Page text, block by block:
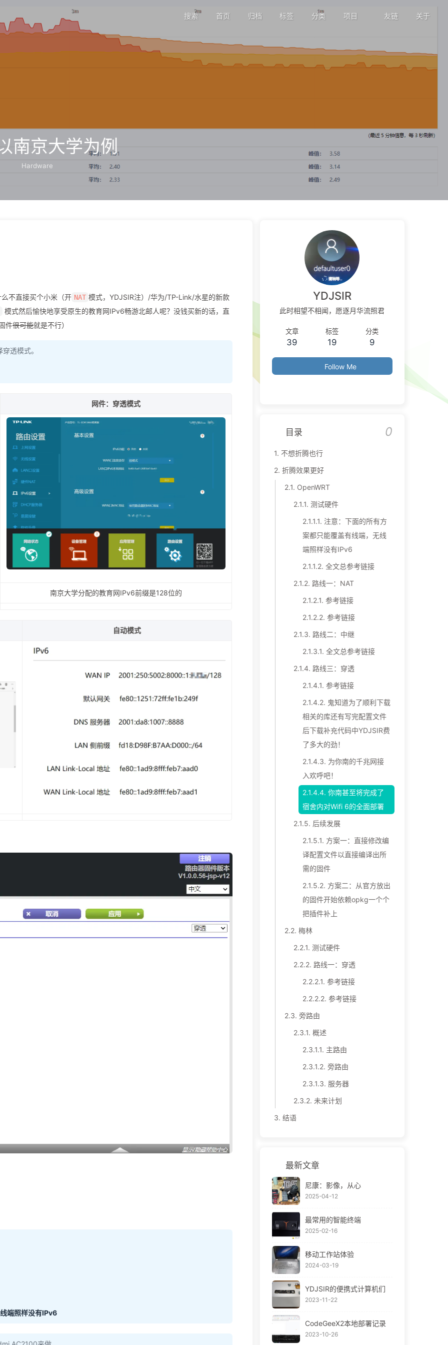
搜索 首页 归档 标签 分类 项目 友链 关于
南京大学为例
Hardware
不直接买个小米（开 NAT 模式，YDJSIR注）/华为/TP-Link/水星的新款
模式然后愉快地享受原生的教育网IPv6畅游北邮人呢？没钱买新的话，直
件很可能就是不行）
透模式。
网件：穿透模式
南京大学分配的教育网IPv6前缀是128位的
自动模式
端照样没有IPv6
YDJSIR
此时相望不相闻，愿逐月华流照君
文章
39
标签
19
分类
9
Follow Me
目录 0
1. 不想折腾也行
2. 折腾效果更好
2.1. OpenWRT
2.1.1. 测试硬件
2.1.1.1. 注意：下面的所有方
案都只能覆盖有线端，无线
端照样没有IPv6
2.1.1.2. 全文总参考链接
2.1.2. 路线一：NAT
2.1.2.1. 参考链接
2.1.2.2. 参考链接
2.1.3. 路线二：中继
2.1.3.1. 全文总参考链接
2.1.4. 路线三：穿透
2.1.4.1. 参考链接
2.1.4.2. 鬼知道为了顺利下载
相关的库还有写完配置文件
后下载补充代码中YDJSIR费
了多大的劲！
2.1.4.3. 为你南的千兆网接
入欢呼吧！
2.1.4.4. 你南甚至将完成了
宿舍内对Wifi 6的全面部署
2.1.5. 后续发展
2.1.5.1. 方案一：直接修改编
译配置文件以直接编译出所
需的固件
2.1.5.2. 方案二：从官方放出
的固件开始依赖opkg一个个
把插件补上
2.2. 梅林
2.2.1. 测试硬件
2.2.2. 路线一：穿透
2.2.2.1. 参考链接
2.2.2.2. 参考链接
2.3. 旁路由
2.3.1. 概述
2.3.1.1. 主路由
2.3.1.2. 旁路由
2.3.1.3. 服务器
2.3.2. 未来计划
3. 结语
最新文章
尼康：影像，从心
2025-04-12
最常用的智能终端
2025-02-16
移动工作站体验
2024-03-19
YDJSIR的便携式计算机们
2023-11-22
CodeGeeX2本地部署记录
2023-10-26